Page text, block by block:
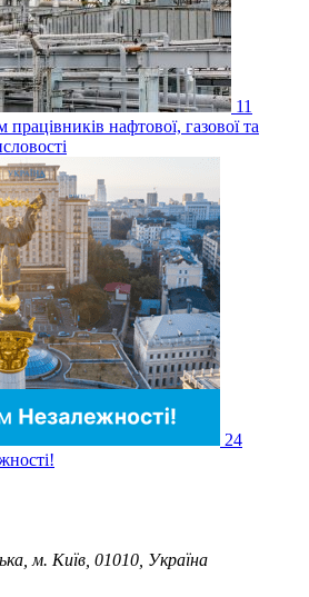
11
працівників нафтової, газової та
24
м. Київ, 01010, Україна